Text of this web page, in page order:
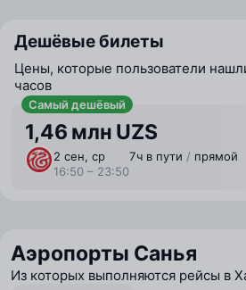
Дешёвые билеты
Цены, которые пользователи
часов
Самый дешёвый
1,46 млн UZS
2 сен, ср
16:50 – 23:50
7 ⁠ч в пути / прямой
Аэропорты Санья
Из которых выполняются рейсы в